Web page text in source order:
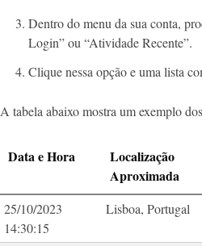
Dentro do menu da sua conta,
Login” ou “Atividade Recente”.
Clique nessa opção e uma lista
A tabela abaixo mostra um exemplo
Data e Hora
Localização
Aproximada
25/10/2023
14:30:15
Lisboa, Portugal